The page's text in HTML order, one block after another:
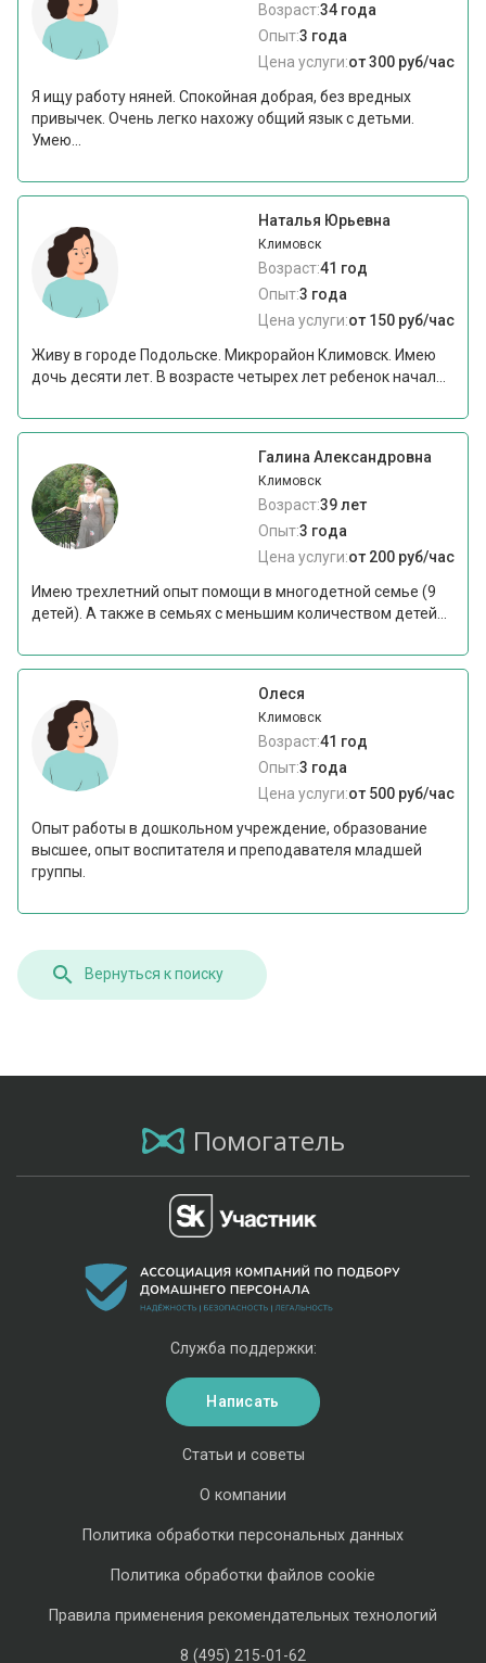
Возраст:34 года
Опыт:3 года
Цена услуги:от 300 руб/час
Я ищу работу няней. Спокойная добрая, без вредных
привычек. Очень легко нахожу общий язык с детьми.
Умею...
Наталья Юрьевна
Климовск
Возраст:41 год
Опыт:3 года
Цена услуги:от 150 руб/час
Живу в городе Подольске. Микрорайон Климовск. Имею
дочь десяти лет. В возрасте четырех лет ребенок начал...
Галина Александровна
Климовск
Возраст:39 лет
Опыт:3 года
Цена услуги:от 200 руб/час
Имею трехлетний опыт помощи в многодетной семье (9
детей). А также в семьях с меньшим количеством детей...
Олеся
Климовск
Возраст:41 год
Опыт:3 года
Цена услуги:от 500 руб/час
Опыт работы в дошкольном учреждение, образование
высшее, опыт воспитателя и преподавателя младшей
группы.
Вернуться к поиску
Помогатель
Статьи и советы
О компании
Политика обработки персональных данных
Политика обработки файлов cookie
Правила применения рекомендательных технологий
8 (495) 215-01-62
Служба поддержки:
Написать